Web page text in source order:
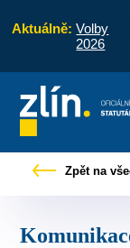
Aktuálně: Volby
2026
vyřídit
Zpět na
Komunikace na Lesním hřbitově je